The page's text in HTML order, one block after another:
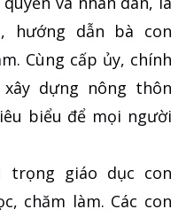
hướng dẫn bà con
Cùng cấp ủy, chính
dựng nông thôn
biểu để mọi người
trọng giáo dục con
chăm làm. Các con